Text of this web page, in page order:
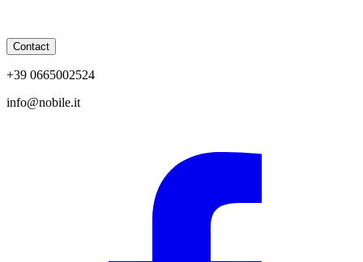
Contact
+39 0665002524
info@nobile.it